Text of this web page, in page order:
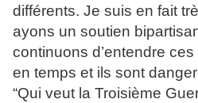
différents. Je suis en fait
ayons un soutien
continuons d’entendre
en temps et ils sont
“Qui veut la Troisième